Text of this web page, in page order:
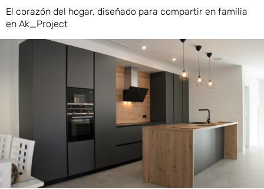
El corazón del hogar, diseñado para compartir en familia
en Ak_Project